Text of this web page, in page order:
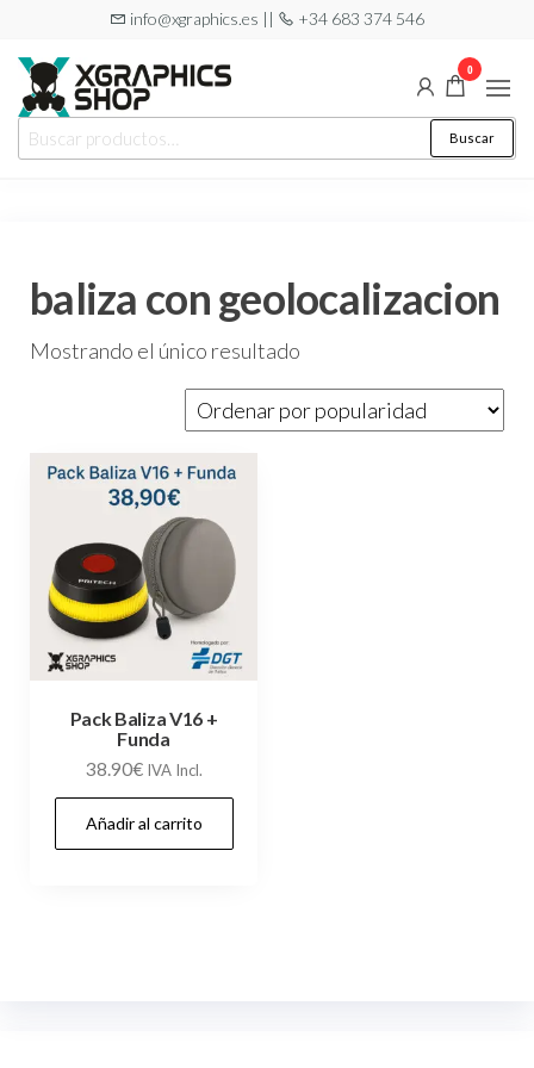
contenido
info@xgraphics.es || +34 683 374 546
XGRAPHICS
SHOP
Tu tienda
de
pegatinas
por:
Buscar
0
baliza con geolocalizacion
Mostrando el único resultado
Pack Baliza V16 +
Funda
38.90€ IVA Incl.
Añadir al carrito